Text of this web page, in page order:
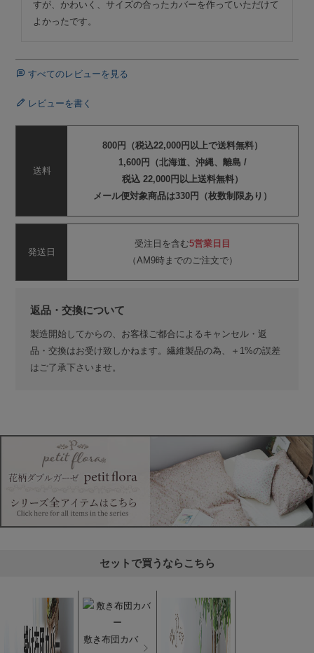
すが、かわいく、サイズの合ったカバーを作っていただけて
よかったです。
すべてのレビューを見る
レビューを書く
送料
800円（税込22,000円以上で送料無料）
1,600円（北海道、沖縄、離島 /
税込 22,000円以上送料無料）
メール便対象商品は330円（枚数制限あり）
発送日
受注日を含む5営業日目
（AM9時までのご注文で）
返品・交換について
製造開始してからの、お客様ご都合によるキャンセル・返
品・交換はお受け致しかねます。繊維製品の為、＋1%の誤差
はご了承下さいませ。
セットで買うならこちら
敷き布団カバ